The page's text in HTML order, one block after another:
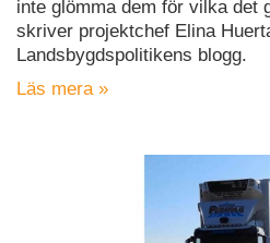
inte glömma dem för vilka det
skriver projektchef Elina
Landsbygdspolitikens blogg.
Läs mera »